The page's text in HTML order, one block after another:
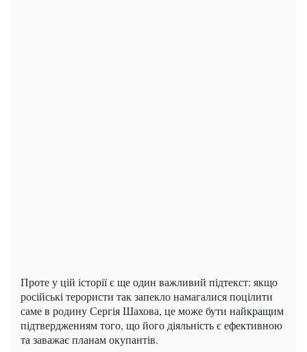
Проте у цій історії є ще один важливий підтекст: якщо
російські терористи так запекло намагалися поцілити
саме в родину Сергія Шахова, це може бути найкращим
підтвердженням того, що його діяльність є ефективною
та заважає планам окупантів.